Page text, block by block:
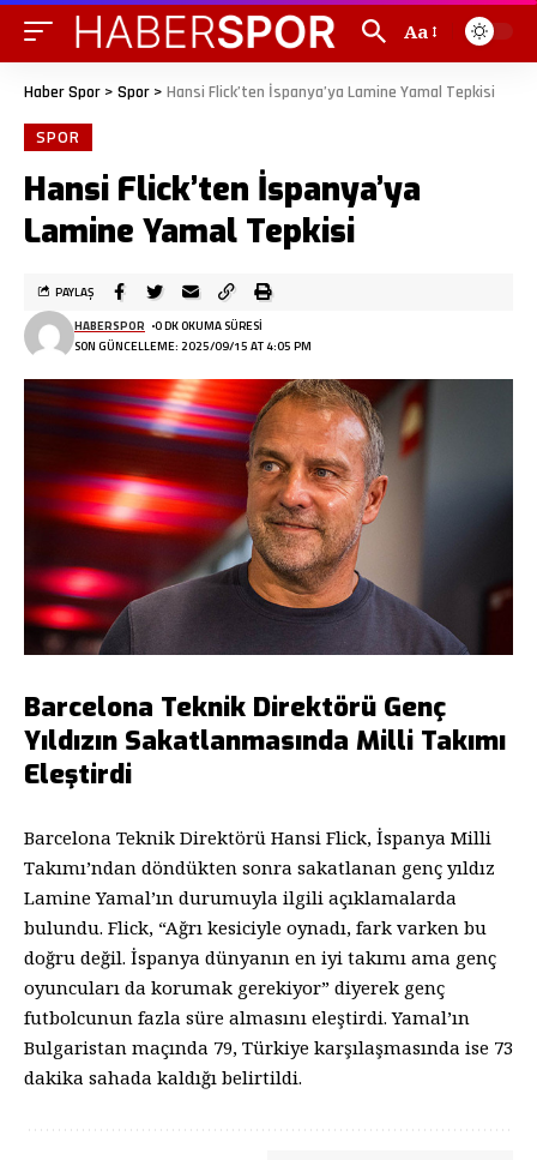
Aa
Haber Spor > Spor > Hansi Flick’ten İspanya’ya Lamine Yamal Tepkisi
SPOR
Hansi Flick’ten İspanya’ya
Lamine Yamal Tepkisi
SON GÜNCELLEME: 2025/09/15 AT 4:05 PM
HABERSPOR 0 DK OKUMA SÜRESI
PAYLAŞ
Barcelona Teknik Direktörü Genç
Yıldızın Sakatlanmasında Milli Takımı
Eleştirdi
Barcelona Teknik Direktörü Hansi Flick, İspanya Milli
Takımı’ndan döndükten sonra sakatlanan genç yıldız
Lamine Yamal’ın durumuyla ilgili açıklamalarda
bulundu. Flick, “Ağrı kesiciyle oynadı, fark varken bu
doğru değil. İspanya dünyanın en iyi takımı ama genç
oyuncuları da korumak gerekiyor” diyerek genç
futbolcunun fazla süre almasını eleştirdi. Yamal’ın
Bulgaristan maçında 79, Türkiye karşılaşmasında ise 73
dakika sahada kaldığı belirtildi.